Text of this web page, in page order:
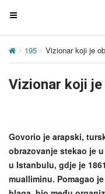
T
g
e
i
g
a
t
195 Vizionar koji je
Vizionar koji
Govorio je arapski,
obrazovanje stekao je
u Istanbulu, gdje je
mualliminu. Pomagao